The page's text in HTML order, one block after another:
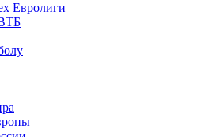
Евролиги